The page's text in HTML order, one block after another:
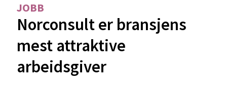
JOBB
Norconsult er bransjens
mest attraktive
arbeidsgiver